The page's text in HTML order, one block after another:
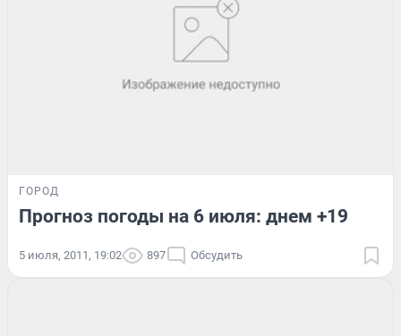
ГОРОД
Прогноз погоды на 6 июля: днем +19
5 июля, 2011, 19:02 897 Обсудить